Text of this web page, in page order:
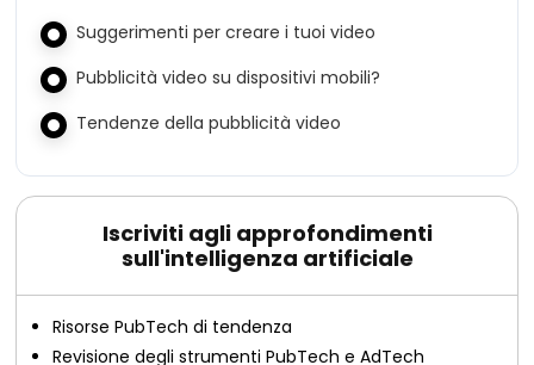
Suggerimenti per creare i tuoi video
Pubblicità video su dispositivi mobili?
Tendenze della pubblicità video
Iscriviti agli approfondimenti
sull'intelligenza artificiale
Risorse PubTech di tendenza
Revisione degli strumenti PubTech e AdTech